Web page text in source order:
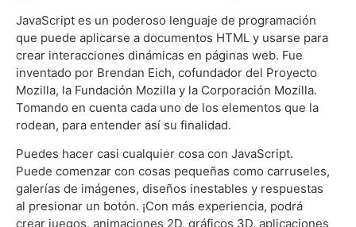
JavaScript es un poderoso lenguaje de programación
que puede aplicarse a documentos HTML y usarse para
crear interacciones dinámicas en páginas web. Fue
inventado por Brendan Eich, cofundador del Proyecto
Mozilla, la Fundación Mozilla y la Corporación Mozilla.
Tomando en cuenta cada uno de los elementos que la
rodean, para entender así su finalidad.
Puedes hacer casi cualquier cosa con JavaScript.
Puede comenzar con cosas pequeñas como carruseles,
galerías de imágenes, diseños inestables y respuestas
al presionar un botón. ¡Con más experiencia, podrá
crear juegos, animaciones 2D, gráficos 3D, aplicaciones